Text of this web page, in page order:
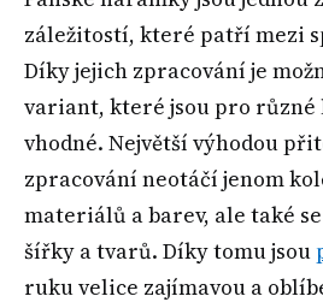
záležitostí, které patří mezi
Díky jejich zpracování je
variant, které jsou pro různé
vhodné. Největší výhodou
zpracování neotáčí jenom
materiálů a barev, ale také
šířky a tvarů. Díky tomu jsou
ruku velice zajímavou a